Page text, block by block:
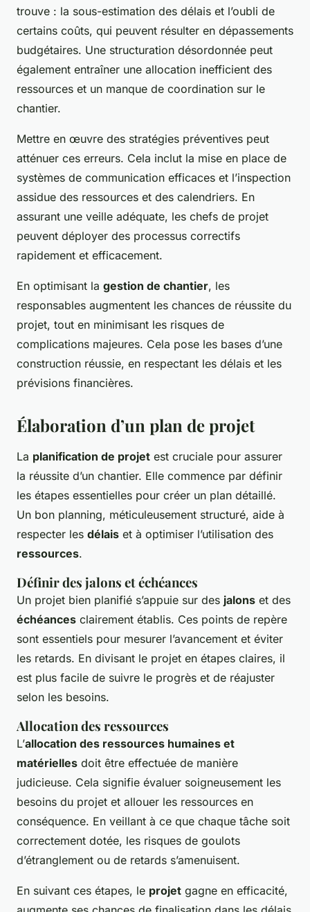
trouve : la sous-estimation des délais et l’oubli de
certains coûts, qui peuvent résulter en dépassements
budgétaires. Une structuration désordonnée peut
également entraîner une allocation inefficient des
ressources et un manque de coordination sur le
chantier.
Mettre en œuvre des stratégies préventives peut
atténuer ces erreurs. Cela inclut la mise en place de
systèmes de communication efficaces et l’inspection
assidue des ressources et des calendriers. En
assurant une veille adéquate, les chefs de projet
peuvent déployer des processus correctifs
rapidement et efficacement.
En optimisant la gestion de chantier, les
responsables augmentent les chances de réussite du
projet, tout en minimisant les risques de
complications majeures. Cela pose les bases d’une
construction réussie, en respectant les délais et les
prévisions financières.
Élaboration d’un plan de projet
La planification de projet est cruciale pour assurer
la réussite d’un chantier. Elle commence par définir
les étapes essentielles pour créer un plan détaillé.
Un bon planning, méticuleusement structuré, aide à
respecter les délais et à optimiser l’utilisation des
ressources.
Définir des jalons et échéances
Un projet bien planifié s’appuie sur des jalons et des
échéances clairement établis. Ces points de repère
sont essentiels pour mesurer l’avancement et éviter
les retards. En divisant le projet en étapes claires, il
est plus facile de suivre le progrès et de réajuster
selon les besoins.
Allocation des ressources
L’allocation des ressources humaines et
matérielles doit être effectuée de manière
judicieuse. Cela signifie évaluer soigneusement les
besoins du projet et allouer les ressources en
conséquence. En veillant à ce que chaque tâche soit
correctement dotée, les risques de goulots
d’étranglement ou de retards s’amenuisent.
En suivant ces étapes, le projet gagne en efficacité,